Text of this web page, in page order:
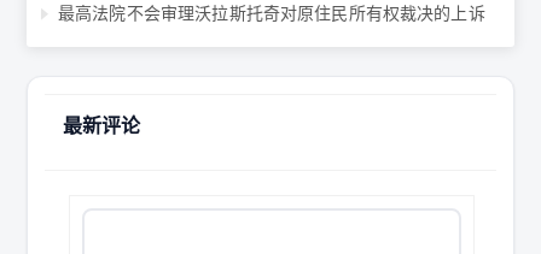
最高法院不会审理沃拉斯托奇对原住民所有权裁决的上诉
最新评论